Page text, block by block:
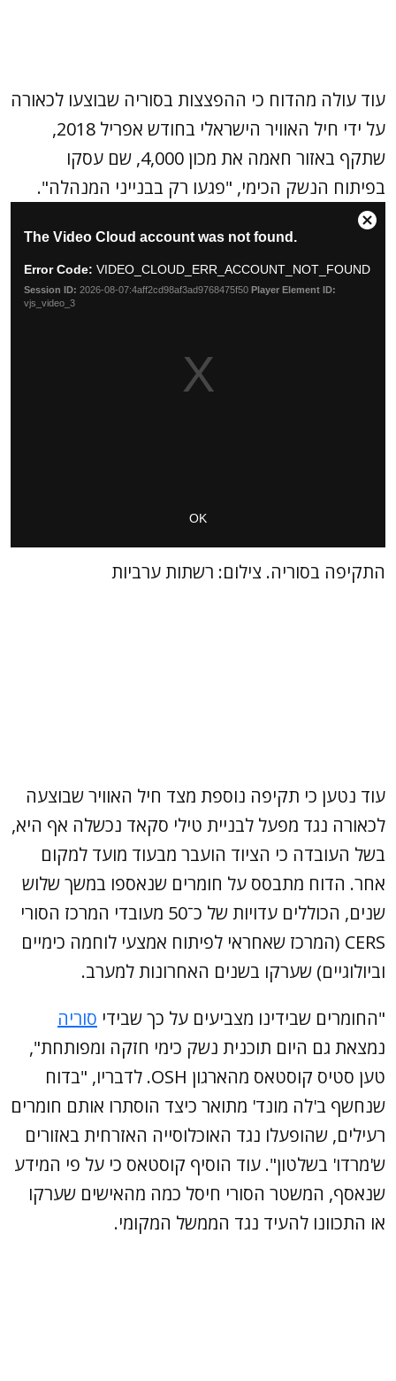
עוד עולה מהדוח כי ההפצצות בסוריה שבוצעו לכאורה
על ידי חיל האוויר הישראלי בחודש אפריל 2018,
שתקף באזור חאמה את מכון 4,000, שם עסקו
בפיתוח הנשק הכימי, "פגעו רק בבנייני המנהלה".
התקיפה בסוריה. צילום: רשתות ערביות
עוד נטען כי תקיפה נוספת מצד חיל האוויר שבוצעה
לכאורה נגד מפעל לבניית טילי סקאד נכשלה אף היא,
בשל העובדה כי הציוד הועבר מבעוד מועד למקום
אחר. הדוח מתבסס על חומרים שנאספו במשך שלוש
שנים, הכוללים עדויות של כ־50 מעובדי המרכז הסורי
CERS (המרכז שאחראי לפיתוח אמצעי לוחמה כימיים
וביולוגיים) שערקו בשנים האחרונות למערב.
"החומרים שבידינו מצביעים על כך שבידי סוריה
נמצאת גם היום תוכנית נשק כימי חזקה ומפותחת",
טען סטיס קוסטאס מהארגון OSH. לדבריו, "בדוח
שנחשף ב'לה מונד' מתואר כיצד הוסתרו אותם חומרים
רעילים, שהופעלו נגד האוכלוסייה האזרחית באזורים
ש'מרדו' בשלטון". עוד הוסיף קוסטאס כי על פי המידע
שנאסף, המשטר הסורי חיסל כמה מהאישים שערקו
או התכוונו להעיד נגד הממשל המקומי.